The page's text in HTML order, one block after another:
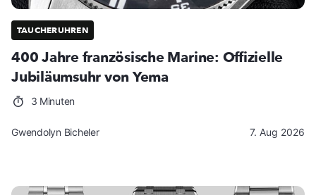
TAUCHERUHREN
400 Jahre französische Marine: Offizielle
Jubiläumsuhr von Yema
3 Minuten
Gwendolyn Bicheler 7. Aug 2026